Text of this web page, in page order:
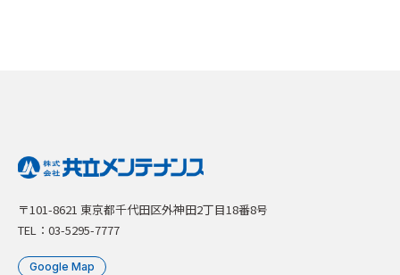
〒101-8621 東京都千代田区外神田2丁目18番8号
TEL：03-5295-7777
Google Map